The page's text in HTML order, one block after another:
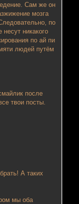
Сам же он
мозга
по
никакого
по ай пи
людей путём
после
твои посты.
А таких
мы оба